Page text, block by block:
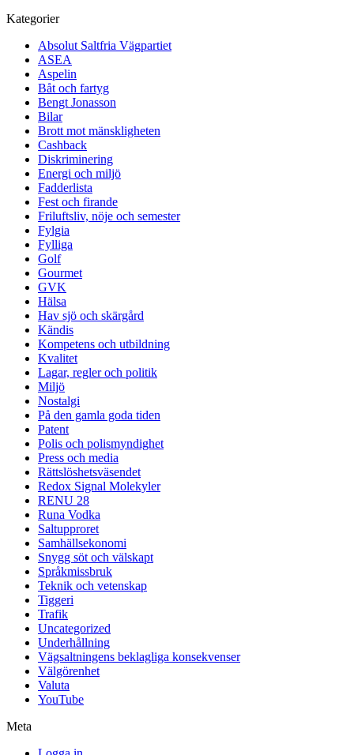
Kategorier
Absolut Saltfria Vägpartiet
ASEA
Aspelin
Båt och fartyg
Bengt Jonasson
Bilar
Brott mot mänskligheten
Cashback
Diskriminering
Energi och miljö
Fadderlista
Fest och firande
Friluftsliv, nöje och semester
Fylgia
Fylliga
Golf
Gourmet
GVK
Hälsa
Hav sjö och skärgård
Kändis
Kompetens och utbildning
Kvalitet
Lagar, regler och politik
Miljö
Nostalgi
På den gamla goda tiden
Patent
Polis och polismyndighet
Press och media
Rättslöshetsväsendet
Redox Signal Molekyler
RENU 28
Runa Vodka
Saltupproret
Samhällsekonomi
Snygg söt och välskapt
Språkmissbruk
Teknik och vetenskap
Tiggeri
Trafik
Uncategorized
Underhållning
Vägsaltningens beklagliga konsekvenser
Välgörenhet
Valuta
YouTube
Meta